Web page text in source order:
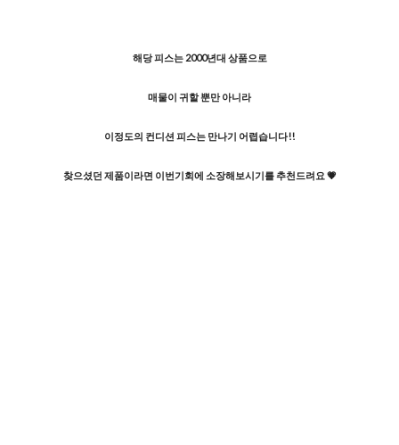
해당 피스는 2000년대 상품으로
매물이 귀할 뿐만 아니라
이정도의 컨디션 피스는 만나기 어렵습니다!!
찾으셨던 제품이라면 이번기회에 소장해보시기를 추천드려요 💗